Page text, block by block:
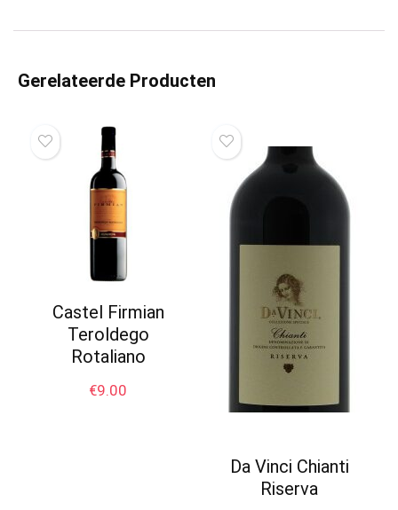
Gerelateerde Producten
Castel Firmian
Teroldego
Rotaliano
€9.00
Da Vinci Chianti
Riserva